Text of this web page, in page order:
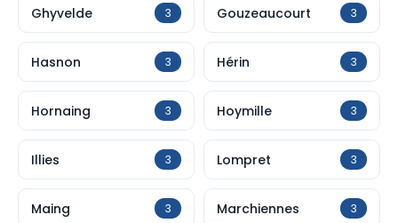
Ghyvelde 3 Gouzeaucourt 3
Hasnon 3 Hérin 3
Hornaing 3 Hoymille 3
Illies 3 Lompret 3
Maing 3 Marchiennes 3